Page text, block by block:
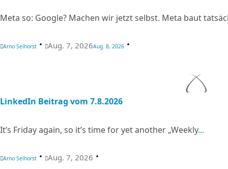
Meta so: Google? Machen wir jetzt selbst. Meta baut
Arno Selhorst Aug. 7, 2026Aug. 8, 2026
LinkedIn Beitrag vom 7.8.2026
It’s Friday again, so it’s time for yet another „Weekly...
Arno Selhorst Aug. 7, 2026